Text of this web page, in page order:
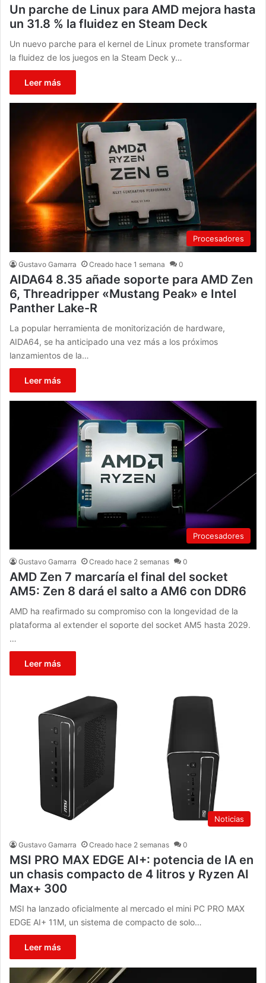
Un parche de Linux para AMD mejora hasta
un 31.8 % la fluidez en Steam Deck
Un nuevo parche para el kernel de Linux promete transformar
la fluidez de los juegos en la Steam Deck y…
Leer más
Procesadores
Gustavo Gamarra Creado hace 1 semana 0
AIDA64 8.35 añade soporte para AMD Zen
6, Threadripper «Mustang Peak» e Intel
Panther Lake-R
La popular herramienta de monitorización de hardware,
AIDA64, se ha anticipado una vez más a los próximos
lanzamientos de la…
Leer más
Procesadores
Gustavo Gamarra Creado hace 2 semanas 0
AMD Zen 7 marcaría el final del socket
AM5: Zen 8 dará el salto a AM6 con DDR6
AMD ha reafirmado su compromiso con la longevidad de la
plataforma al extender el soporte del socket AM5 hasta 2029.
…
Leer más
Noticias
Gustavo Gamarra Creado hace 2 semanas 0
MSI PRO MAX EDGE AI+: potencia de IA en
un chasis compacto de 4 litros y Ryzen AI
Max+ 300
MSI ha lanzado oficialmente al mercado el mini PC PRO MAX
EDGE AI+ 11M, un sistema de compacto de solo…
Leer más